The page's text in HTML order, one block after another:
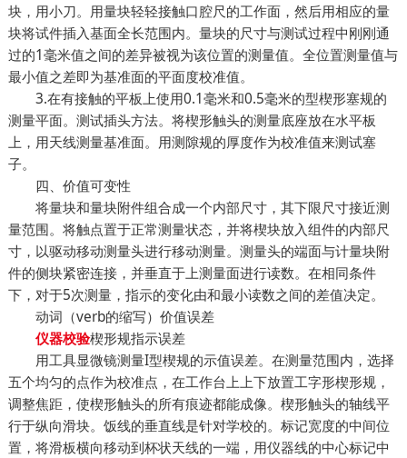
块，用小刀。用量块轻轻接触口腔尺的工作面，然后用相应的量
块将试件插入基面全长范围内。量块的尺寸与测试过程中刚刚通
过的1毫米值之间的差异被视为该位置的测量值。全位置测量值与
最小值之差即为基准面的平面度校准值。
3.在有接触的平板上使用0.1毫米和0.5毫米的型楔形塞规的
测量平面。测试插头方法。将楔形触头的测量底座放在水平板
上，用天线测量基准面。用测隙规的厚度作为校准值来测试塞
子。
四、价值可变性
将量块和量块附件组合成一个内部尺寸，其下限尺寸接近测
量范围。将触点置于正常测量状态，并将楔块放入组件的内部尺
寸，以驱动移动测量头进行移动测量。测量头的端面与计量块附
件的侧块紧密连接，并垂直于上测量面进行读数。在相同条件
下，对于5次测量，指示的变化由和最小读数之间的差值决定。
动词（verb的缩写）价值误差
仪器校验楔形规指示误差
用工具显微镜测量I型楔规的示值误差。在测量范围内，选择
五个均匀的点作为校准点，在工作台上上下放置工字形楔形规，
调整焦距，使楔形触头的所有痕迹都能成像。楔形触头的轴线平
行于纵向滑块。饭线的垂直线是针对学校的。标记宽度的中间位
置，将滑板横向移动到杯状天线的一端，用仪器线的中心标记中